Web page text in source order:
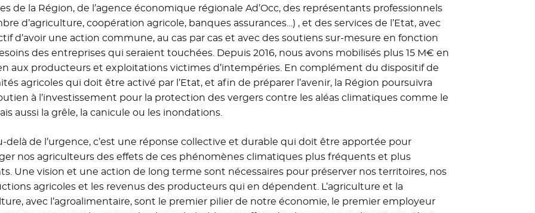
de la Région, de l’agence économique régionale Ad’Occ, des représentants professionnels
d’agriculture, coopération agricole, banques assurances…) , et des services de l’Etat, avec
d’avoir une action commune, au cas par cas et avec des soutiens sur-mesure en fonction
des entreprises qui seraient touchées. Depuis 2016, nous avons mobilisés plus 15 M€ en
aux producteurs et exploitations victimes d’intempéries. En complément du dispositif de
agricoles qui doit être activé par l’Etat, et afin de préparer l’avenir, la Région poursuivra
à l’investissement pour la protection des vergers contre les aléas climatiques comme le
aussi la grêle, la canicule ou les inondations.
delà de l’urgence, c’est une réponse collective et durable qui doit être apportée pour
nos agriculteurs des effets de ces phénomènes climatiques plus fréquents et plus
Une vision et une action de long terme sont nécessaires pour préserver nos territoires, nos
agricoles et les revenus des producteurs qui en dépendent. L’agriculture et la
avec l’agroalimentaire, sont le premier pilier de notre économie, le premier employeur